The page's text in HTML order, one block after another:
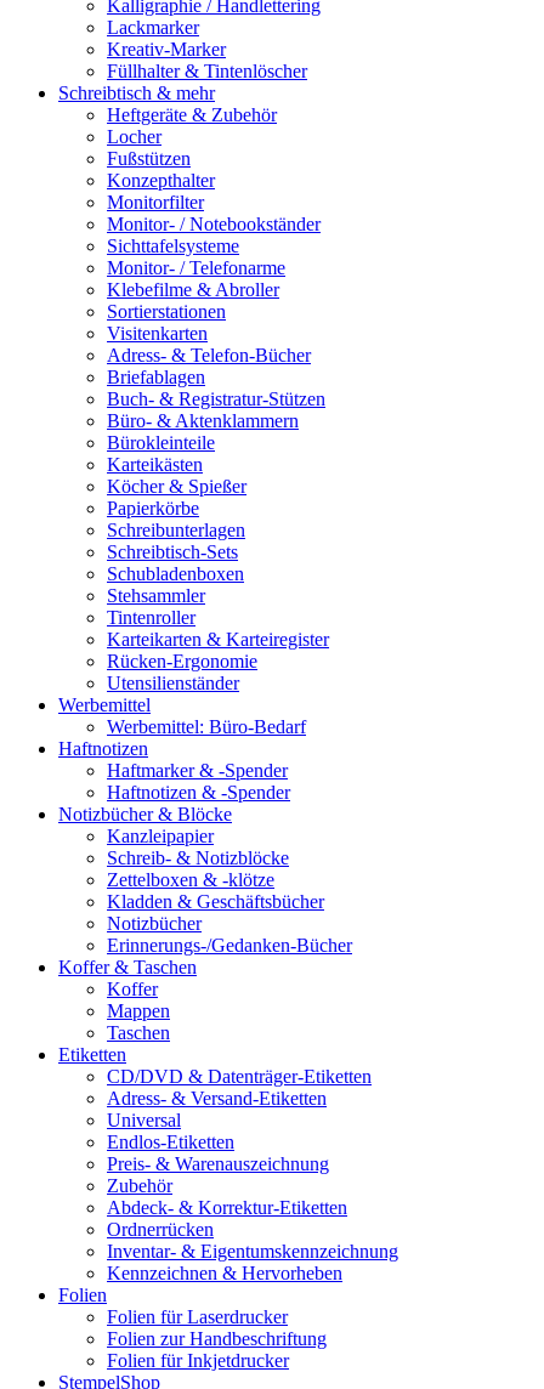
Kalligraphie / Handlettering
Lackmarker
Kreativ-Marker
Füllhalter & Tintenlöscher
Schreibtisch & mehr
Heftgeräte & Zubehör
Locher
Fußstützen
Konzepthalter
Monitorfilter
Monitor- / Notebookständer
Sichttafelsysteme
Monitor- / Telefonarme
Klebefilme & Abroller
Sortierstationen
Visitenkarten
Adress- & Telefon-Bücher
Briefablagen
Buch- & Registratur-Stützen
Büro- & Aktenklammern
Bürokleinteile
Karteikästen
Köcher & Spießer
Papierkörbe
Schreibunterlagen
Schreibtisch-Sets
Schubladenboxen
Stehsammler
Tintenroller
Karteikarten & Karteiregister
Rücken-Ergonomie
Utensilienständer
Werbemittel
Werbemittel: Büro-Bedarf
Haftnotizen
Haftmarker & -Spender
Haftnotizen & -Spender
Notizbücher & Blöcke
Kanzleipapier
Schreib- & Notizblöcke
Zettelboxen & -klötze
Kladden & Geschäftsbücher
Notizbücher
Erinnerungs-/Gedanken-Bücher
Koffer & Taschen
Koffer
Mappen
Taschen
Etiketten
CD/DVD & Datenträger-Etiketten
Adress- & Versand-Etiketten
Universal
Endlos-Etiketten
Preis- & Warenauszeichnung
Zubehör
Abdeck- & Korrektur-Etiketten
Ordnerrücken
Inventar- & Eigentumskennzeichnung
Kennzeichnen & Hervorheben
Folien
Folien für Laserdrucker
Folien zur Handbeschriftung
Folien für Inkjetdrucker
StempelShop